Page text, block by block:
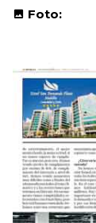
Foto: